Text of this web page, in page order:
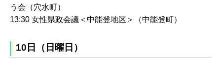
う会（穴水町）
13:30 女性県政会議＜中能登地区＞（中能登町）
10日（日曜日）